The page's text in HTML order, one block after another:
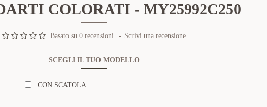
COLORATI - MY25992C250
Basato su 0 recensioni. - Scrivi una recensione
SCEGLI IL TUO MODELLO
CON SCATOLA